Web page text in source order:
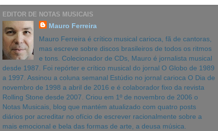
EDITOR DE NOTAS MUSICAIS
Mauro Ferreira
Mauro Ferreira é crítico musical carioca, fã de cantoras,
mas escreve sobre discos brasileiros de todos os ritmos
e tons. Colecionador de CDs, Mauro é jornalista musical
desde 1987. Foi repórter e crítico musical do jornal O Globo de 1989
a 1997. Assinou a coluna semanal Estúdio no jornal carioca O Dia de
novembro de 1998 a abril de 2016 e é colaborador fixo da revista
Rolling Stone desde 2007. Criou em 1º de novembro de 2006 o
Notas Musicais, blog que mantém atualizado com quatro posts
diários por acreditar no ofício de escrever racionalmente sobre a
mais emocional e bela das formas de arte, a deusa música.